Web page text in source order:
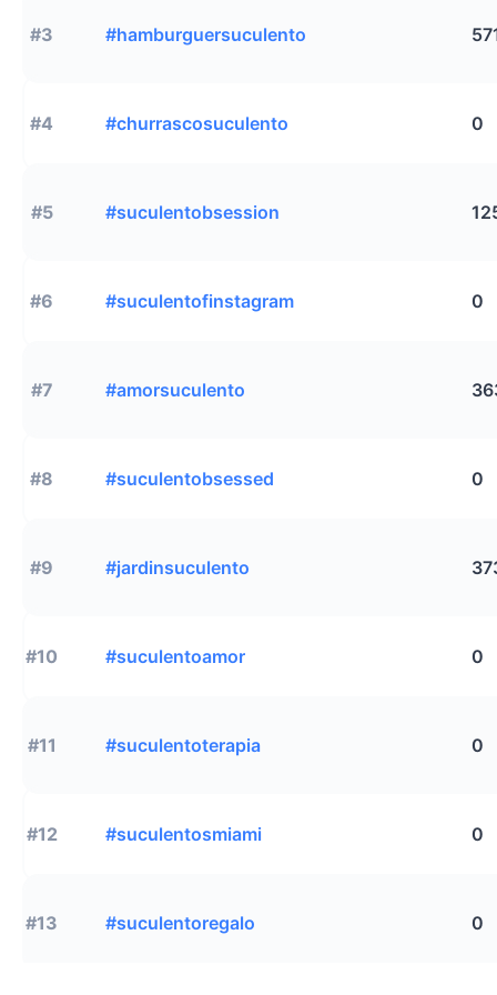
#3 #hamburguersuculento
#4 #churrascosuculento 0
#5 #suculentobsession
#6 #suculentofinstagram 0
#7 #amorsuculento
#8 #suculentobsessed 0
#9 #jardinsuculento
#10 #suculentoamor 0
#11 #suculentoterapia 0
#12 #suculentosmiami 0
#13 #suculentoregalo 0